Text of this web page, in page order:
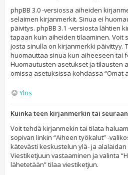
phpBB 3.0 -versiossa aiheiden
selaimen kirjanmerkit. Sinua ei
päivitys. phpBB 3.1 -versiosta lähtien
tapaan kuin aiheiden tilaaminen. Voit
josta sinulla on kirjanmerkki päivittyy.
huomauttaa sinua kun aiheeseen tai
Huomautusten asetukset ja tilausten
omissa asetuksissa kohdassa “Omat
Ylös
Kuinka teen kirjanmerkin tai
Voit tehdä kirjanmekin tai tilata
sopivan linkin “Aiheen työkalut” -
kätevästi keskustelun ylä- ja alalaidan
Viestiketjuun vastaaminen ja valinta
lähetetään” tilaa viestiketjun.